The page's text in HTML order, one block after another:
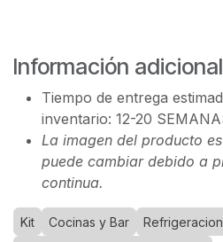
Información adicional
Tiempo de entrega
inventario: 12-20
La imagen del producto
puede cambiar debido a
continua.
Kit Cocinas y Bar Refrigeracion